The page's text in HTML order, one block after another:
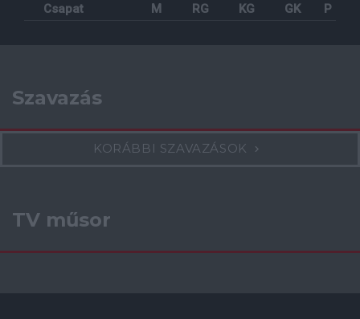
Csapat M RG KG GK P
Szavazás
KORÁBBI SZAVAZÁSOK
TV műsor